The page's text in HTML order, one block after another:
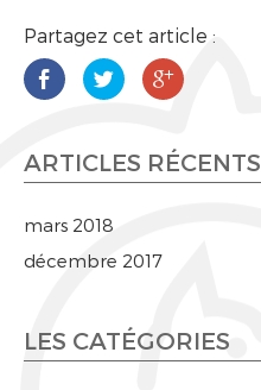
Partagez cet article :
ARTICLES RÉCENTS
mars 2018
décembre 2017
LES CATÉGORIES